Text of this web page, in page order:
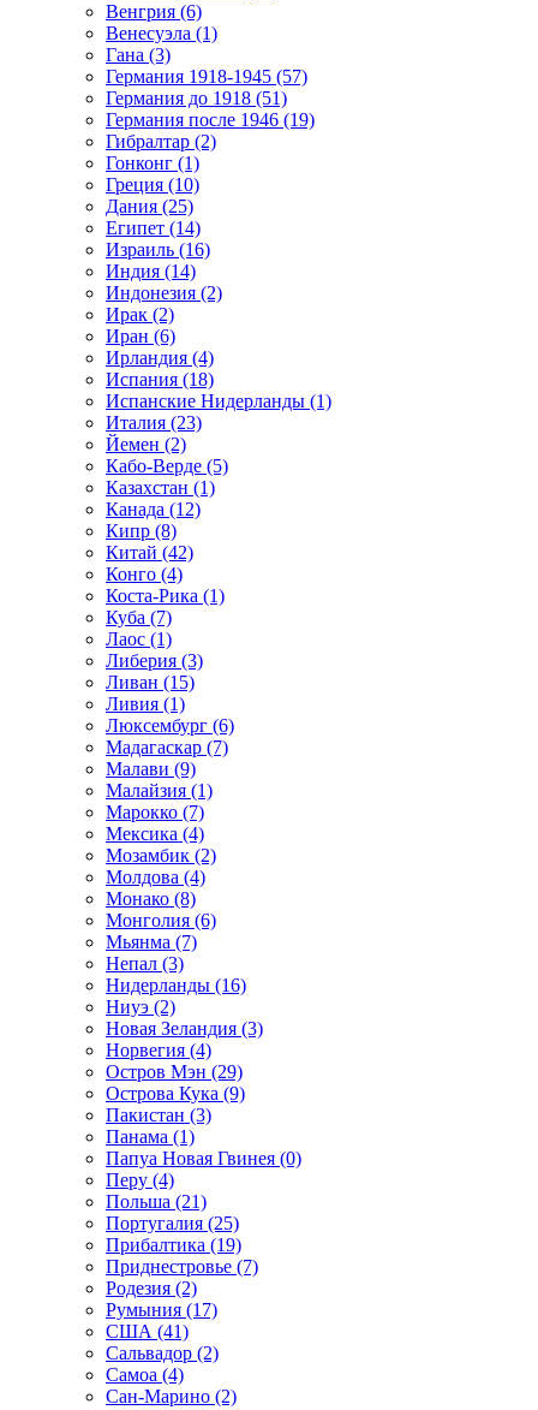
Венгрия (6)
Венесуэла (1)
Гана (3)
Германия 1918-1945 (57)
Германия до 1918 (51)
Германия после 1946 (19)
Гибралтар (2)
Гонконг (1)
Греция (10)
Дания (25)
Египет (14)
Израиль (16)
Индия (14)
Индонезия (2)
Ирак (2)
Иран (6)
Ирландия (4)
Испания (18)
Испанские Нидерланды (1)
Италия (23)
Йемен (2)
Кабо-Верде (5)
Казахстан (1)
Канада (12)
Кипр (8)
Китай (42)
Конго (4)
Коста-Рика (1)
Куба (7)
Лаос (1)
Либерия (3)
Ливан (15)
Ливия (1)
Люксембург (6)
Мадагаскар (7)
Малави (9)
Малайзия (1)
Марокко (7)
Мексика (4)
Мозамбик (2)
Молдова (4)
Монако (8)
Монголия (6)
Мьянма (7)
Непал (3)
Нидерланды (16)
Ниуэ (2)
Новая Зеландия (3)
Норвегия (4)
Остров Мэн (29)
Острова Кука (9)
Пакистан (3)
Панама (1)
Папуа Новая Гвинея (0)
Перу (4)
Польша (21)
Португалия (25)
Прибалтика (19)
Приднестровье (7)
Родезия (2)
Румыния (17)
США (41)
Сальвадор (2)
Самоа (4)
Сан-Марино (2)